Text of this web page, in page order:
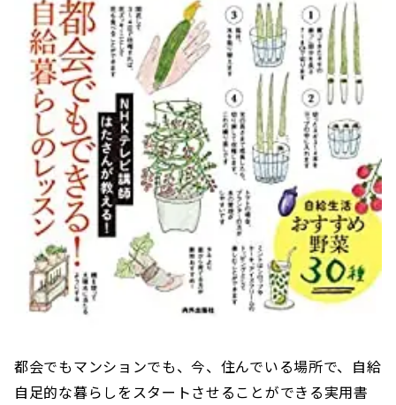
都会でもマンションでも、今、住んでいる場所で、自給
自足的な暮らしをスタートさせることができる実用書